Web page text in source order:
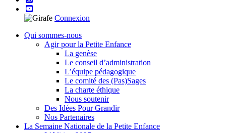
Connexion
Qui sommes-nous
Agir pour la Petite Enfance
La genèse
Le conseil d’administration
L’équipe pédagogique
Le comité des (Pas)Sages
La charte éthique
Nous soutenir
Des Idées Pour Grandir
Nos Partenaires
La Semaine Nationale de la Petite Enfance